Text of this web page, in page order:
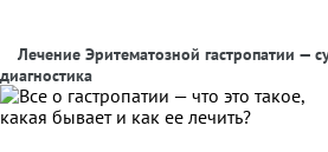
Лечение Эритематозной гастропатии —
диагностика